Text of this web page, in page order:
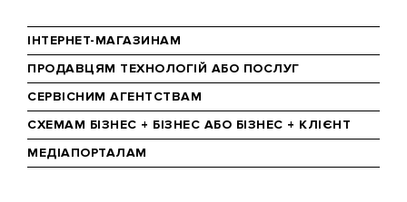
ІНТЕРНЕТ-МАГАЗИНАМ
ПРОДАВЦЯМ ТЕХНОЛОГІЙ АБО ПОСЛУГ
СЕРВІСНИМ АГЕНТСТВАМ
СХЕМАМ БІЗНЕС + БІЗНЕС АБО БІЗНЕС + КЛІЄНТ
МЕДІАПОРТАЛАМ